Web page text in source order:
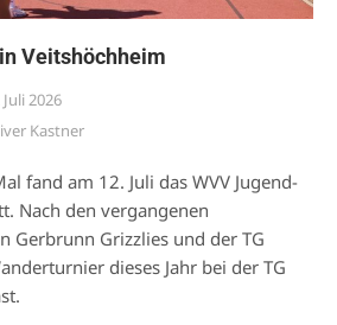
Veitshöchheim
Juli 2026
Kastner
fand am 12. Juli das WVV Jugend-
Nach den vergangenen
Gerbrunn Grizzlies und der TG
dieses Jahr bei der TG